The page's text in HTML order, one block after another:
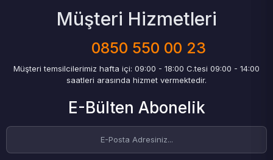
Müşteri Hizmetleri
0850 550 00 23
Müşteri temsilcilerimiz hafta içi: 09:00 - 18:00 C.tesi 09:00 - 14:00
saatleri arasında hizmet vermektedir.
E-Bülten Abonelik